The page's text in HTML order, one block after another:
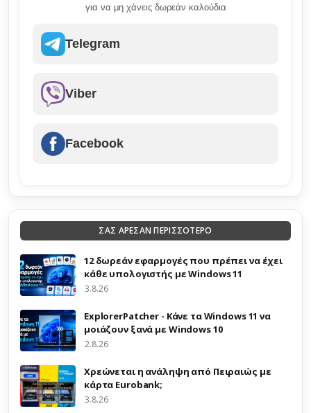
για να μη χάνεις δωρεάν καλούδια
Telegram
Viber
Facebook
ΣΑΣ ΑΡΕΣΑΝ ΠΕΡΙΣΣΟΤΕΡΟ
12 δωρεάν εφαρμογές που πρέπει να έχει
κάθε υπολογιστής με Windows 11
3.8.26
ExplorerPatcher - Κάνε τα Windows 11 να
μοιάζουν ξανά με Windows 10
2.8.26
Χρεώνεται η ανάληψη από Πειραιώς με
κάρτα Eurobank;
3.8.26